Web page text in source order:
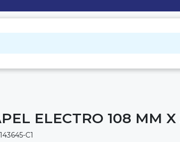
ELECTRO 108 MM X
C1